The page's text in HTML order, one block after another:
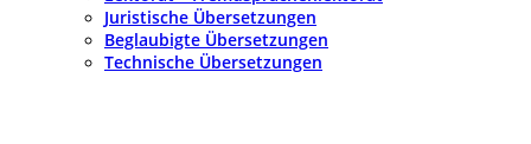
Juristische Übersetzungen
Beglaubigte Übersetzungen
Technische Übersetzungen